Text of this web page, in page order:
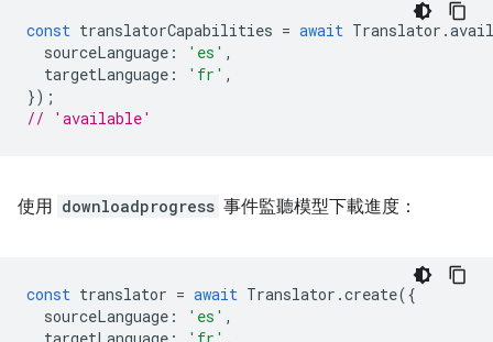
const translatorCapabilities = await Translator .
sourceLanguage : 'es' ,
targetLanguage : 'fr' ,
});
// 'available'
使用 downloadprogress 事件監聽模型下載進度：
const translator = await Translator .create({
sourceLanguage : 'es' ,